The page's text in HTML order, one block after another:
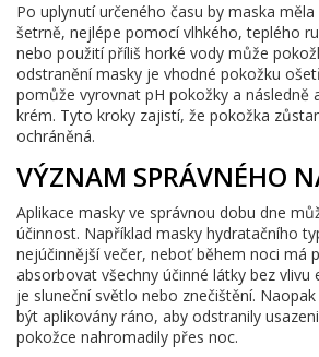
Po uplynutí určeného času by maska
šetrně, nejlépe pomocí vlhkého, teplého
nebo použití příliš horké vody může
odstranění masky je vhodné pokožku
pomůže vyrovnat pH pokožky a následně
krém. Tyto kroky zajistí, že pokožka
ochráněná.
VÝZNAM SPRÁVNÉHO
Aplikace masky ve správnou dobu dne
účinnost. Například masky hydratačního
nejúčinnější večer, neboť během noci má
absorbovat všechny účinné látky bez
je sluneční světlo nebo znečištění.
být aplikovány ráno, aby odstranily
pokožce nahromadily přes noc.